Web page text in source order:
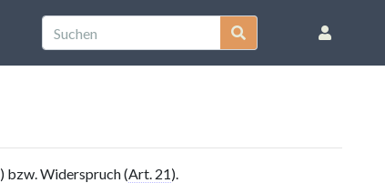
) bzw. Widerspruch (Art. 21).